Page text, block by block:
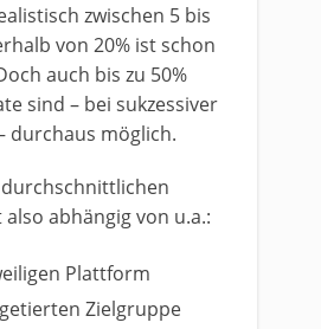
zwischen 5 bis
von 20% ist schon
auch bis zu 50%
sind – bei sukzessiver
durchaus möglich.
abhängig von u.a.:
Plattform
Zielgruppe